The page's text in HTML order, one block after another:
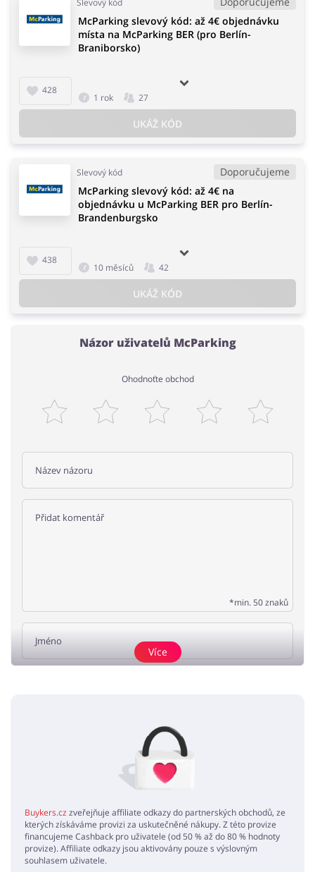
Slevový kód
428
McParking slevový kód: až 4€ objednávku
místa na McParking BER (pro Berlín-
Braniborsko)
1 rok 27
UKÁŽ KÓD
Slevový kód Doporučujeme
438
McParking slevový kód: až 4€ na
objednávku u McParking BER pro Berlín-
Brandenburgsko
10 měsíců 42
UKÁŽ KÓD
Názor uživatelů McParking
Ohodnoťte obchod
*min. 50 znaků
Žádné elementy nejsou
Více
Buykers.cz zveřejňuje affiliate odkazy do partnerských obchodů, ze
kterých získáváme provizi za uskutečněné nákupy. Z této provize
financujeme Cashback pro uživatele (od 50 % až do 80 % hodnoty
provize). Affiliate odkazy jsou aktivovány pouze s výslovným
souhlasem uživatele.